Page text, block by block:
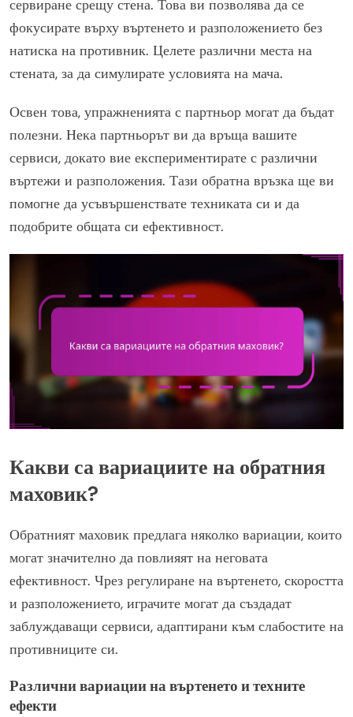
сервиране срещу стена. Това ви позволява да се
фокусирате върху въртенето и разположението без
натиска на противник. Целете различни места на
стената, за да симулирате условията на мача.
Освен това, упражненията с партньор могат да бъдат
полезни. Нека партньорът ви да връща вашите
сервиси, докато вие експериментирате с различни
въртежи и разположения. Тази обратна връзка ще ви
помогне да усъвършенствате техниката си и да
подобрите общата си ефективност.
Какви са вариациите на обратния
маховик?
Обратният маховик предлага няколко вариации, които
могат значително да повлияят на неговата
ефективност. Чрез регулиране на въртенето, скоростта
и разположението, играчите могат да създадат
заблуждаващи сервиси, адаптирани към слабостите на
противниците си.
Различни вариации на въртенето и техните
ефекти